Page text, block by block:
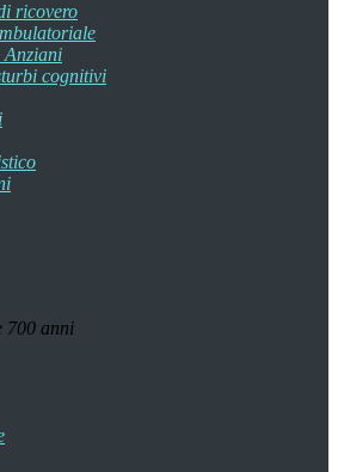
ricovero
Anziani
cognitivi
700 anni